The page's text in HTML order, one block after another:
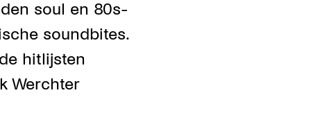
soul en 80s-
soundbites.
hitlijsten
Werchter